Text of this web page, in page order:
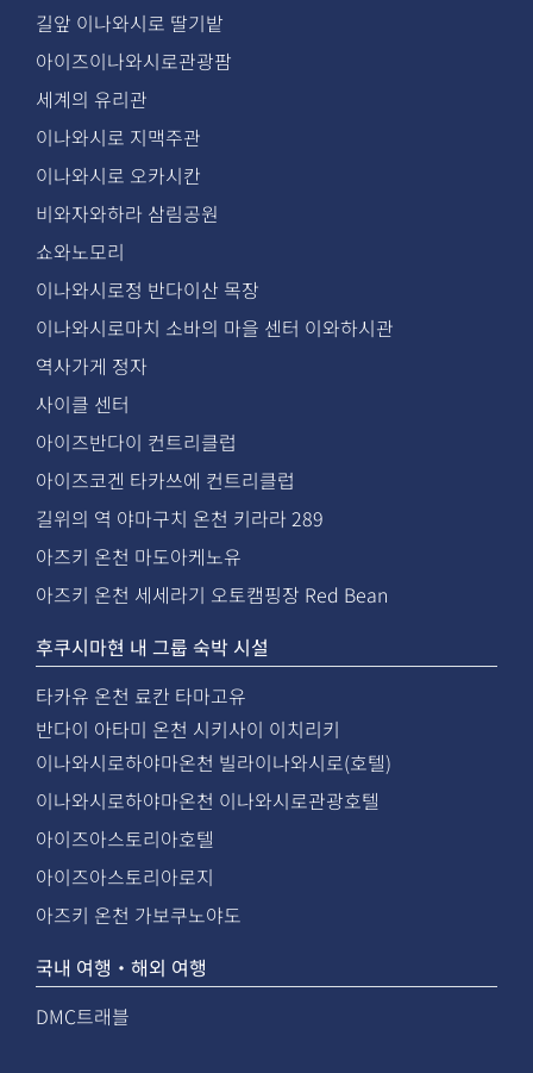
길앞 이나와시로 딸기밭
아이즈이나와시로관광팜
세계의 유리관
이나와시로 지맥주관
이나와시로 오카시칸
비와자와하라 삼림공원
쇼와노모리
이나와시로정 반다이산 목장
이나와시로마치 소바의 마을 센터 이와하시관
역사가게 정자
사이클 센터
아이즈반다이 컨트리클럽
아이즈코겐 타카쓰에 컨트리클럽
길위의 역 야마구치 온천 키라라 289
아즈키 온천 마도아케노유
아즈키 온천 세세라기 오토캠핑장 Red Bean
후쿠시마현 내 그룹 숙박 시설
타카유 온천 료칸 타마고유
반다이 아타미 온천 시키사이 이치리키
이나와시로하야마온천 빌라이나와시로(호텔)
이나와시로하야마온천 이나와시로관광호텔
아이즈아스토리아호텔
아이즈아스토리아로지
아즈키 온천 가보쿠노야도
국내 여행・해외 여행
DMC트래블